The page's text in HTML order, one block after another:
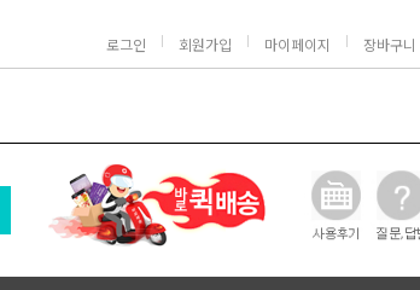
로그인 회원가입 마이페이지 장바구니